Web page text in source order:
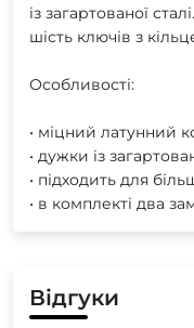
із загартованої
шість ключів з
Особливості:
• міцний латунний
• дужки із
• підходить для
• в комплекті два
Відгуки